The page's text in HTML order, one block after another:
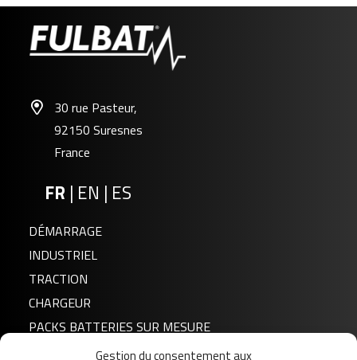
Gestion du consentement aux
FP6-7.2
30 rue Pasteur,
92150 Suresnes
France
FR | EN | ES
DÉMARRAGE
INDUSTRIEL
TRACTION
CHARGEUR
PACKS BATTERIES SUR MESURE